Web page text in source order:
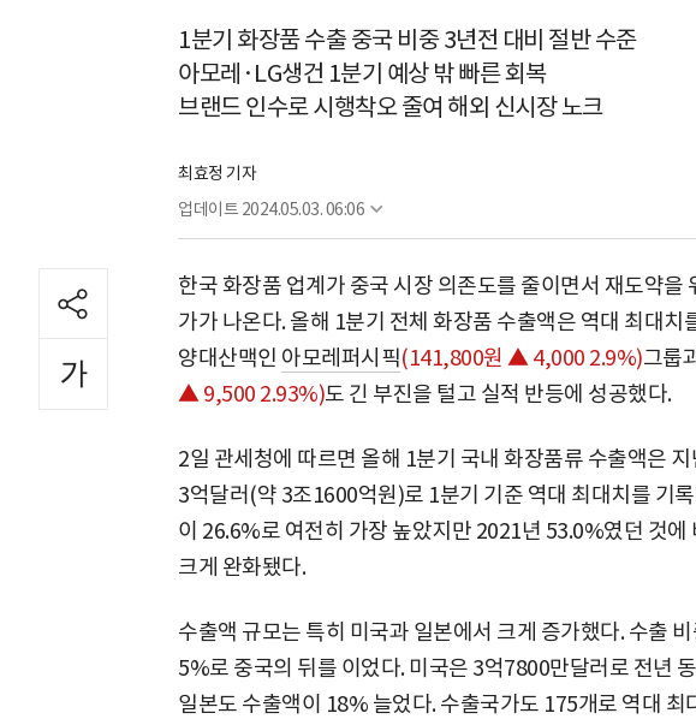
1분기 화장품 수출 중국 비중 3년전 대비 절반 수준
아모레·LG생건 1분기 예상 밖 빠른 회복
브랜드 인수로 시행착오 줄여 해외 신시장 노크
최효정 기자
업데이트 2024.05.03. 06:06
한국 화장품 업계가 중국 시장 의존도를 줄이면서 재도약을
가가 나온다. 올해 1분기 전체 화장품 수출액은 역대 최대치
양대산맥인 아모레퍼시픽(141,800원 ▲ 4,000 2.9%)그룹
▲ 9,500 2.93%)도 긴 부진을 털고 실적 반등에 성공했다.
2일 관세청에 따르면 올해 1분기 국내 화장품류 수출액은
3억달러(약 3조1600억원)로 1분기 기준 역대 최대치를 기
이 26.6%로 여전히 가장 높았지만 2021년 53.0%였던 것에
크게 완화됐다.
수출액 규모는 특히 미국과 일본에서 크게 증가했다. 수출
5%로 중국의 뒤를 이었다. 미국은 3억7800만달러로 전년
일본도 수출액이 18% 늘었다. 수출국가도 175개로 역대 최